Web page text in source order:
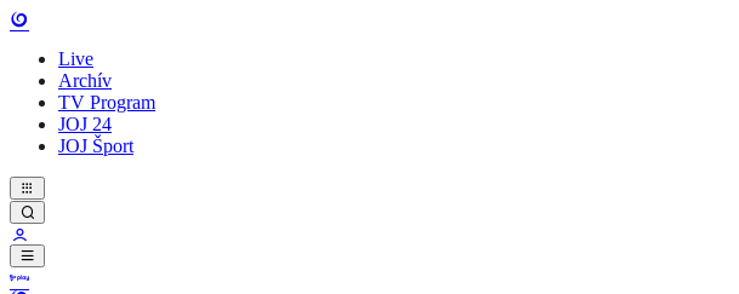
Live
Archív
TV Program
JOJ 24
JOJ Šport